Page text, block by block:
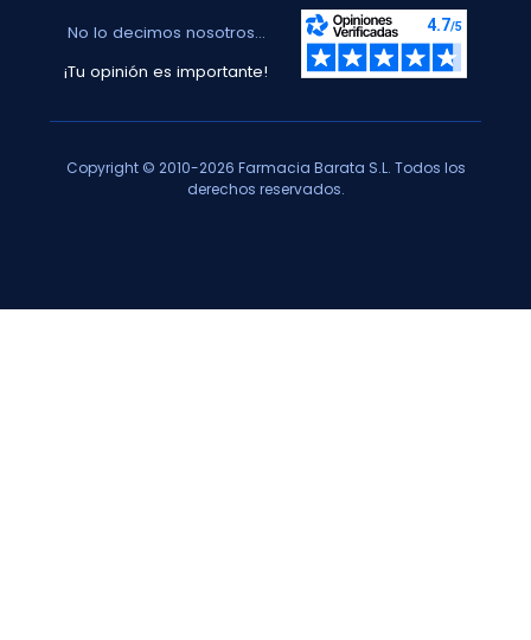
No lo decimos nosotros...
¡Tu opinión es importante!
Copyright © 2010-2026 Farmacia Barata S.L. Todos los
derechos reservados.